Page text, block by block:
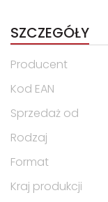
SZCZEGÓŁY
Producent
Kod EAN
Sprzedaż od
Rodzaj
Format
Kraj produkcji